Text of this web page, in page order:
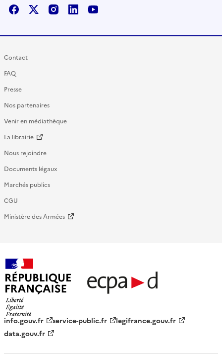
FacebookX / TwitterInstagram
LinkedInYoutube
Contact
FAQ
Presse
Nos partenaires
Venir en médiathèque
La librairie
Nous rejoindre
Documents légaux
Marchés publics
CGU
Ministère des Armées
française - ECPAD
info.gouv.fr service-public.fr
legifrance.gouv.fr
data.gouv.fr